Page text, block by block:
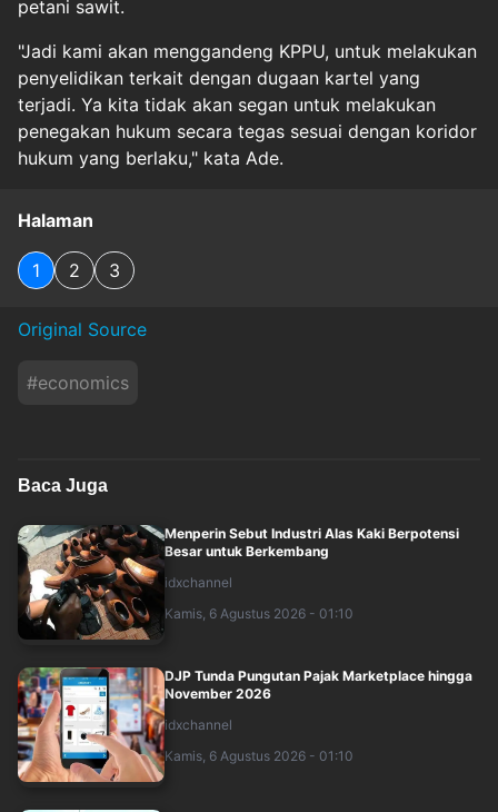
petani sawit.
"Jadi kami akan menggandeng KPPU, untuk melakukan
penyelidikan terkait dengan dugaan kartel yang
terjadi. Ya kita tidak akan segan untuk melakukan
penegakan hukum secara tegas sesuai dengan koridor
hukum yang berlaku," kata Ade.
Halaman
1 2 3
Original Source
#economics
Baca Juga
Menperin Sebut Industri Alas Kaki Berpotensi
Besar untuk Berkembang
idxchannel
Kamis, 6 Agustus 2026 - 01:10
DJP Tunda Pungutan Pajak Marketplace hingga
November 2026
idxchannel
Kamis, 6 Agustus 2026 - 01:10